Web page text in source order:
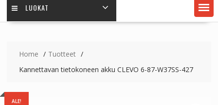
LUOKAT
Home
Tuotteet
Kannettavan tietokoneen akku CLEVO 6-87-W37SS-427
ALE!